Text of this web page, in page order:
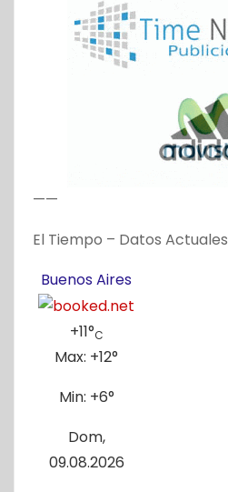
——
El Tiempo – Datos Actuales
Buenos Aires
+11°C
Max: +12°
Min: +6°
Dom,
09.08.2026